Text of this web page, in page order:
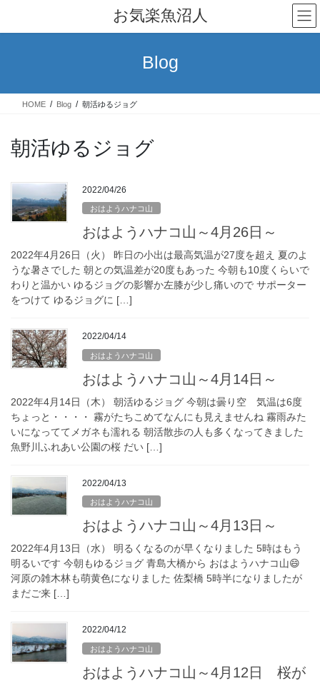
テ
ス
ゲ
ン
お気楽魚沼人
Blog
HOME Blog 朝活ゆるジョグ
朝活ゆるジョグ
2022/04/26
おはようハナコ山
おはようハナコ山～4月26日～
2022年4月26日（火） 昨日の小出は最高気温が27度を超え 夏のよ
うな暑さでした 朝との気温差が20度もあった 今朝も10度くらいで
わりと温かい ゆるジョグの影響か左膝が少し痛いので サポーター
をつけて ゆるジョグに […]
2022/04/14
おはようハナコ山
おはようハナコ山～4月14日～
2022年4月14日（木） 朝活ゆるジョグ 今朝は曇り空 気温は6度
ちょっと・・・・ 霧がたちこめてなんにも見えませんね 霧雨みた
いになっててメガネも濡れる 朝活散歩の人も多くなってきました
魚野川ふれあい公園の桜 だい […]
2022/04/13
おはようハナコ山
おはようハナコ山～4月13日～
2022年4月13日（水） 明るくなるのが早くなりました 5時はもう
明るいです 今朝もゆるジョグ 青島大橋から おはようハナコ山😄
河原の雑木林も萌黄色になりました 佐梨橋 5時半になりましたが
まだご来 […]
2022/04/12
おはようハナコ山
おはようハナコ山～4月12日 桜が